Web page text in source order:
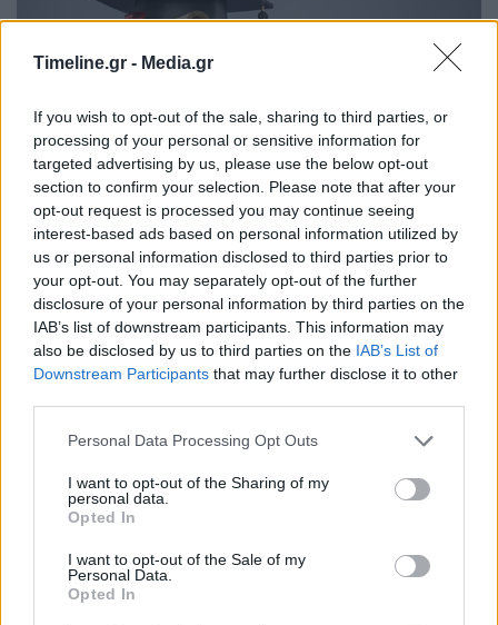
Timeline.gr - Media.gr
If you wish to opt-out of the sale, sharing to third parties, or
processing of your personal or sensitive information for
targeted advertising by us, please use the below opt-out
section to confirm your selection. Please note that after your
opt-out request is processed you may continue seeing
interest-based ads based on personal information utilized by
us or personal information disclosed to third parties prior to
your opt-out. You may separately opt-out of the further
disclosure of your personal information by third parties on the
IAB’s list of downstream participants. This information may
also be disclosed by us to third parties on the IAB’s List of
Downstream Participants that may further disclose it to other
Personal Data Processing Opt Outs
I want to opt-out of the Sharing of my
personal data.
Opted In
I want to opt-out of the Sale of my
Personal Data.
Opted In
ΔΥΠΑ: Συνολικά 55.000 voucher
βιβλίων ενεργοποιήθηκαν σε δύο
εβδομάδες
19:53 - 14 Σεπτεμβρίου 2023